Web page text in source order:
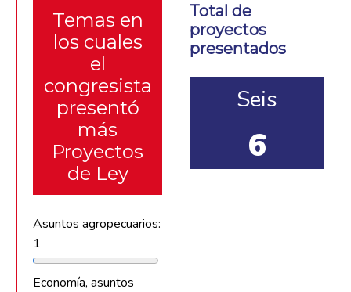
Temas en
los cuales
el
congresista
presentó
más
Proyectos
de Ley
Asuntos agropecuarios:
1
Economía, asuntos
Total de
proyectos
presentados
Seis
6